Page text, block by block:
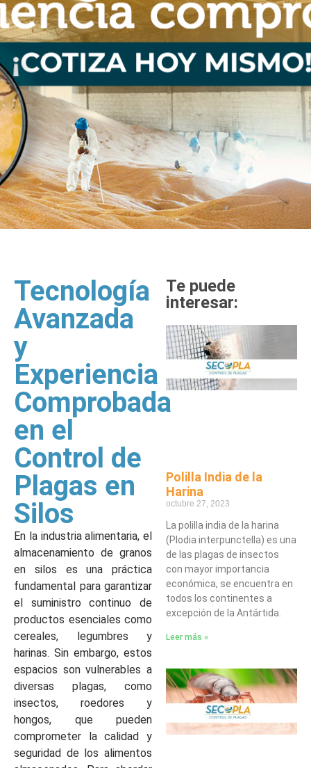
Tecnología
Avanzada
y
Experiencia
Comprobada
en el
Control de
Plagas en
Silos
En la industria alimentaria, el
almacenamiento de granos
en silos es una práctica
fundamental para garantizar
el suministro continuo de
productos esenciales como
cereales, legumbres y
harinas. Sin embargo, estos
espacios son vulnerables a
diversas plagas, como
insectos, roedores y
hongos, que pueden
comprometer la calidad y
seguridad de los alimentos
Te puede
interesar:
Polilla India de la
Harina
octubre 27, 2023
La polilla india de la harina
(Plodia interpunctella) es una
de las plagas de insectos
con mayor importancia
económica, se encuentra en
todos los continentes a
excepción de la Antártida.
Leer más »